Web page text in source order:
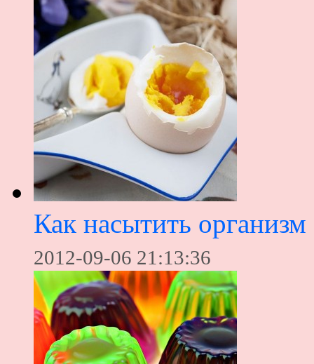
Как насытить организм
2012-09-06 21:13:36